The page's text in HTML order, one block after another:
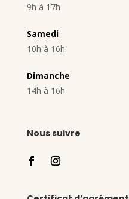
9h à 17h
Samedi
10h à 16h
Dimanche
14h à 16h
Nous suivre